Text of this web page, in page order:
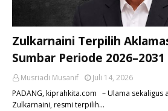
Zulkarnaini Terpilih
Sumbar Periode 2026–2031
Musriadi Musanif
Juli 14, 2026
PADANG, kiprahkita.com – Ulama sekaligus
Zulkarnaini, resmi terpilih…